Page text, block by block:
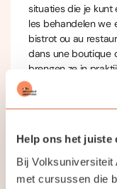
Help ons het juiste
Bij Volksuniversiteit
met cursussen die
situaties die je kunt
les behandelen we
bistrot ou au
dans une boutique
brengen ze in
toegepast
het Frans kunt
vier tot vijf jaar
We starten bij
progressive.